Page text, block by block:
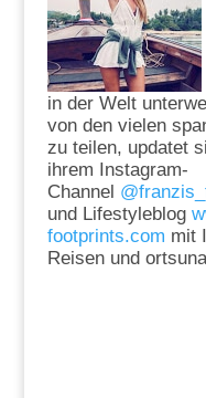
in der Welt
von den vielen
zu teilen, updatet
ihrem Instagram-
Channel
und Lifestyleblog
footprints.com mit
Reisen und